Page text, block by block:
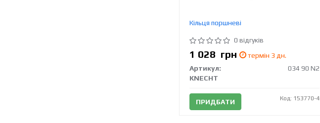
Кільця поршневі
0 відгуків
1 028 грн
термін 3 дн.
Артикул:
034 90 N2
KNECHT
ПРИДБАТИ Код: 153770-4